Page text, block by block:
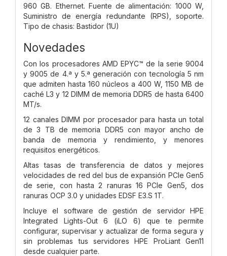
960 GB. Ethernet. Fuente de alimentación: 1000 W,
Suministro de energía redundante (RPS), soporte.
Tipo de chasis: Bastidor (1U)
Novedades
Con los procesadores AMD EPYC™ de la serie 9004
y 9005 de 4.ª y 5.ª generación con tecnología 5 nm
que admiten hasta 160 núcleos a 400 W, 1150 MB de
caché L3 y 12 DIMM de memoria DDR5 de hasta 6400
MT/s.
12 canales DIMM por procesador para hasta un total
de 3 TB de memoria DDR5 con mayor ancho de
banda de memoria y rendimiento, y menores
requisitos energéticos.
Altas tasas de transferencia de datos y mejores
velocidades de red del bus de expansión PCIe Gen5
de serie, con hasta 2 ranuras 16 PCIe Gen5, dos
ranuras OCP 3.0 y unidades EDSF E3.S 1T.
Incluye el software de gestión de servidor HPE
Integrated Lights-Out 6 (iLO 6) que te permite
configurar, supervisar y actualizar de forma segura y
sin problemas tus servidores HPE ProLiant Gen11
desde cualquier parte.